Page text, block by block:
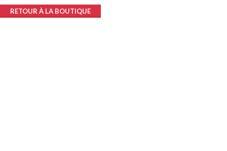
RETOUR À LA BOUTIQUE